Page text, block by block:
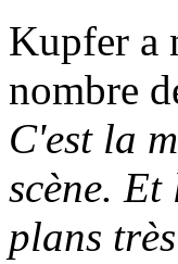
Kupfer a
nombre
C'est la
scène. Et
plans